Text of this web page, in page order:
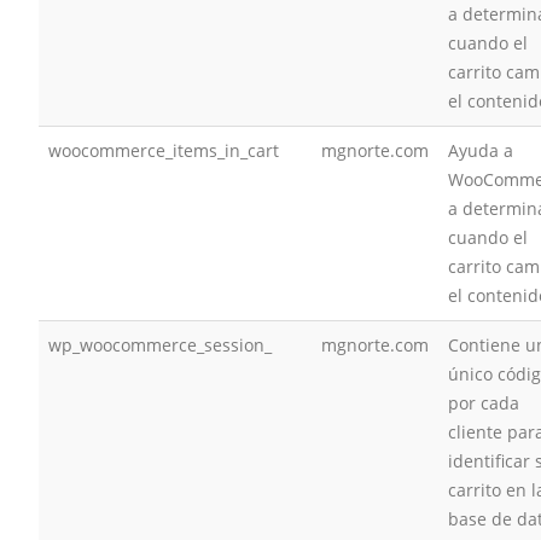
a
cuando el
carrito
el
woocommerce_items_in_cart mgnorte.com
Ayuda a
a
cuando el
carrito
el
wp_woocommerce_session_ mgnorte.com
Contiene
único
por cada
cliente
identificar
carrito en
base de